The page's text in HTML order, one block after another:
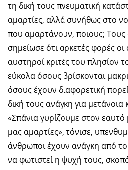
τη δική τους πνευματική
αμαρτίες, αλλά συνήθως στο
που αμαρτάνουν, ποιους;
σημείωσε ότι αρκετές φορές οι
αυστηροί κριτές του πλησίον
εύκολα όσους βρίσκονται
όσους έχουν διαφορετική
δική τους ανάγκη για μετάνοια
«Σπάνια γυρίζουμε στον εαυτό
μας αμαρτίες», τόνισε,
άνθρωποι έχουν ανάγκη από
να φωτιστεί η ψυχή τους,